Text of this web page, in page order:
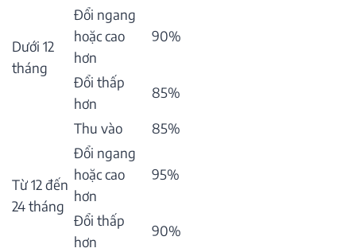
Dưới 12
tháng
Đổi ngang
hoặc cao
hơn
90%
Đổi thấp
hơn
85%
Từ 12 đến
24 tháng
Thu vào
85%
Đổi ngang
hoặc cao
hơn
95%
Đổi thấp
hơn
90%